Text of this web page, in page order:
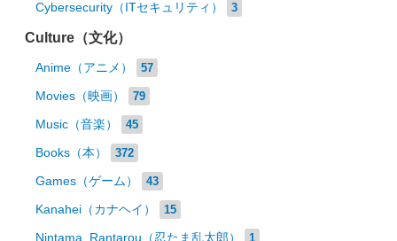
Cybersecurity（ITセキュリティ） 3
Culture（文化）
Anime（アニメ） 57
Movies（映画） 79
Music（音楽） 45
Books（本） 372
Games（ゲーム） 43
Kanahei（カナヘイ） 15
Nintama_Rantarou（忍たま乱太郎） 1